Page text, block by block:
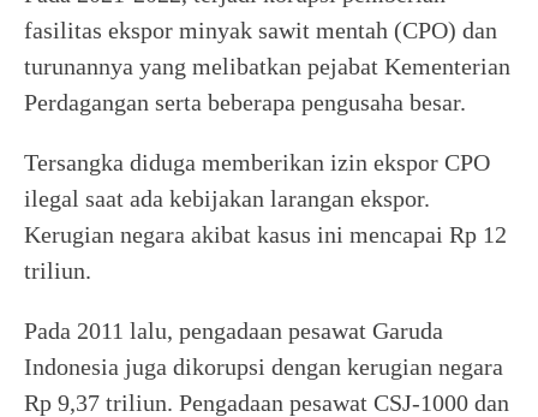
fasilitas ekspor minyak sawit mentah (CPO) dan
turunannya yang melibatkan pejabat Kementerian
Perdagangan serta beberapa pengusaha besar.
Tersangka diduga memberikan izin ekspor CPO
ilegal saat ada kebijakan larangan ekspor.
Kerugian negara akibat kasus ini mencapai Rp 12
triliun.
Pada 2011 lalu, pengadaan pesawat Garuda
Indonesia juga dikorupsi dengan kerugian negara
Rp 9,37 triliun. Pengadaan pesawat CSJ-1000 dan